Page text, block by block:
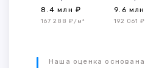
8.4 млн ₽
167 288 ₽/м²
9.6
192 061
Наша оценка